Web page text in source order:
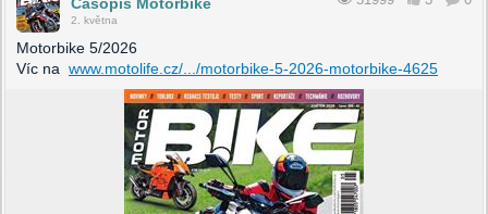
2. května
Motorbike 5/2026
Víc na www.motolife.cz/.../motorbike-5-2026-motorbike-4625